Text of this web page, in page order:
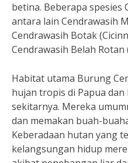
betina. Beberapa spesies
antara lain Cendrawasih
Cendrawasih Botak
Cendrawasih Belah
Habitat utama Burung
hujan tropis di Papua
sekitarnya. Mereka
dan memakan buah-
Keberadaan hutan yang
kelangsungan hidup